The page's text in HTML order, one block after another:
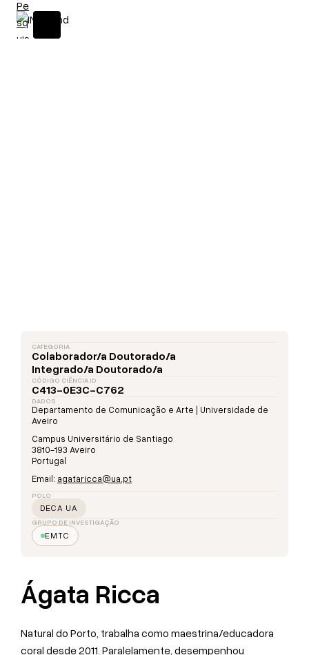
CATEGORIA
Colaborador/a Doutorado/a
Integrado/a Doutorado/a
CÓDIGO CIÊNCIA ID
C413-0E3C-C762
DADOS
Departamento de Comunicação e Arte | Universidade de
Aveiro
Campus Universitário de Santiago
3810-193 Aveiro
Portugal
Email: agataricca@ua.pt
POLO
DECA UA
GRUPO DE INVESTIGAÇÃO
EMTC
Ágata Ricca
Natural do Porto, trabalha como maestrina/educadora
coral desde 2011. Paralelamente, desempenhou